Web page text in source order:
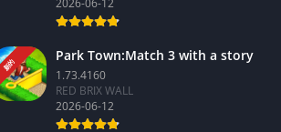
2026-06-12
新的
Park Town:Match 3 with a story
1.73.4160
RED BRIX WALL
2026-06-12